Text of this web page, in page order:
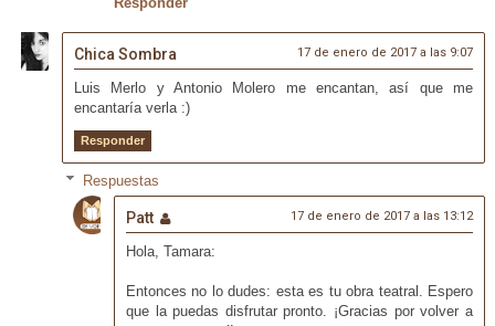
Chica Sombra 17 de enero de 2017 a las 9:07
Luis Merlo y Antonio Molero me encantan, así que me
encantaría verla :)
Responder
Respuestas
Patt 17 de enero de 2017 a las 13:12
Hola, Tamara:
Entonces no lo dudes: esta es tu obra teatral. Espero
que la puedas disfrutar pronto. ¡Gracias por volver a